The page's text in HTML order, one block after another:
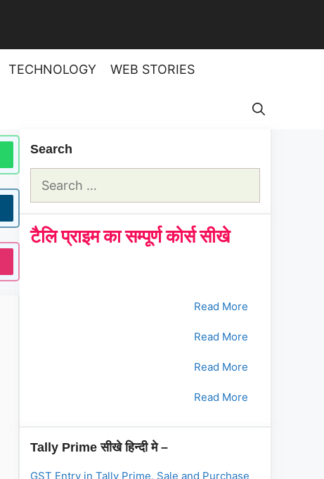
TECHNOLOGY WEB STORIES
Search
Search
टैलि प्राइम का सम्पूर्ण कोर्स सीखे
Read More
Read More
Read More
Read More
Tally Prime सीखे हिन्दी मे –
GST Entry in Tally Prime, Sale and Purchase